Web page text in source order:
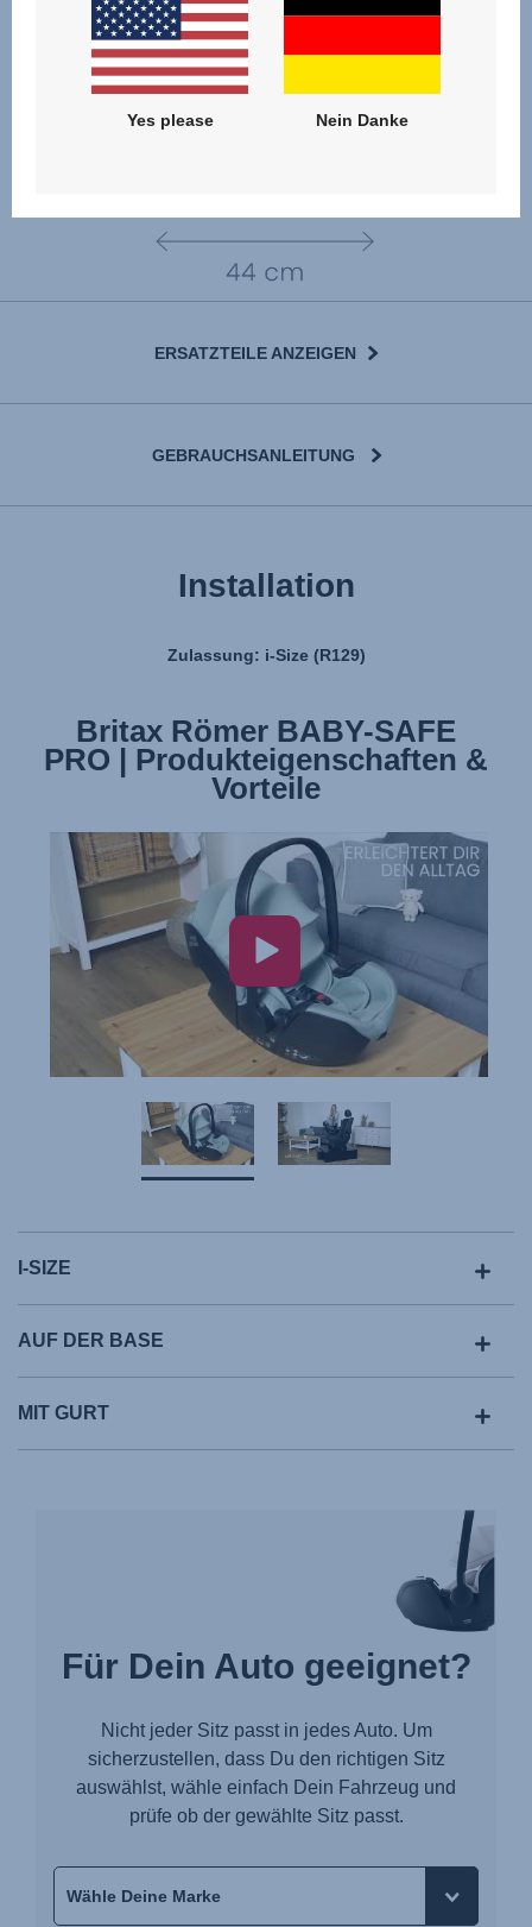
ERSATZTEILE ANZEIGEN
GEBRAUCHSANLEITUNG
Installation
Zulassung: i-Size (R129)
Britax Römer BABY-SAFE
PRO | Produkteigenschaften &
Vorteile
Britax Römer BABY-SAFE
PRO | Installation
I-SIZE
AUF DER BASE
MIT GURT
Für Dein Auto geeignet?
Nicht jeder Sitz passt in jedes Auto. Um
sicherzustellen, dass Du den richtigen Sitz
auswählst, wähle einfach Dein Fahrzeug und
prüfe ob der gewählte Sitz passt.
Yes please Nein Danke